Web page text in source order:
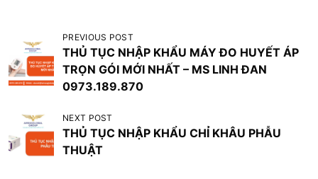
i
ề
ư
PREVIOUS POST
THỦ TỤC NHẬP KHẨU MÁY ĐO HUYẾT ÁP
TRỌN GÓI MỚI NHẤT – MS LINH ĐAN
0973.189.870
NEXT POST
THỦ TỤC NHẬP KHẨU CHỈ KHÂU PHẪU
THUẬT